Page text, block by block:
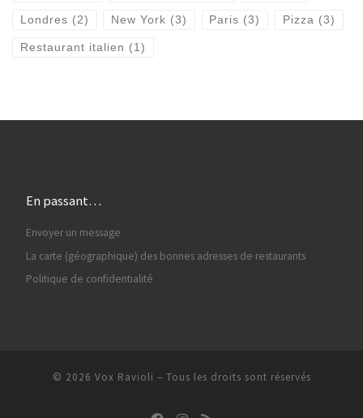
Londres (2) New York (3) Paris (3) Pizza (3)
Restaurant italien (1)
En passant…
Envoyer un message
La carte (géographique) des bonnes adresses de restaurants
Politique de confidentialité
© 2026 Vox Ravioli – Tous les droits sont réservés